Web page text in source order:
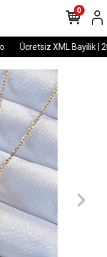
Ücretsiz XML Bayilik |
0